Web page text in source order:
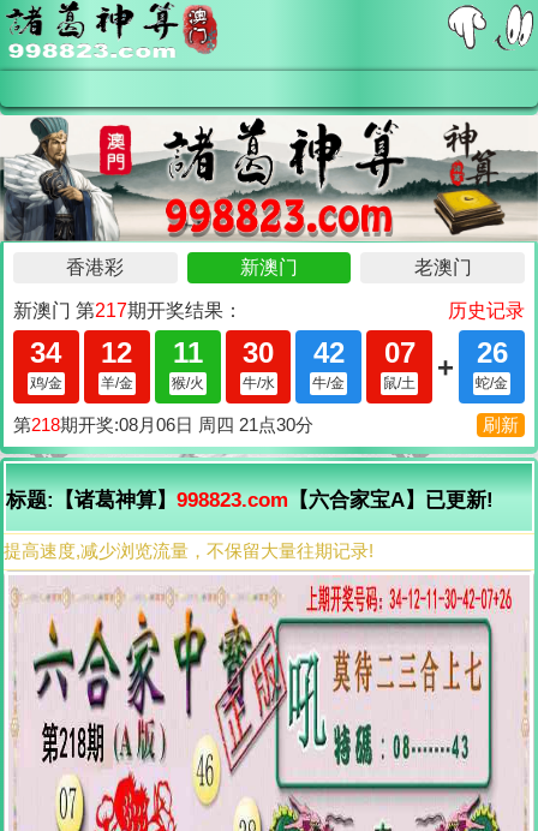
标题:【诸葛神算】 998823.com 【六合家宝A】已更新!
提高速度,减少浏览流量，不保留大量往期记录!